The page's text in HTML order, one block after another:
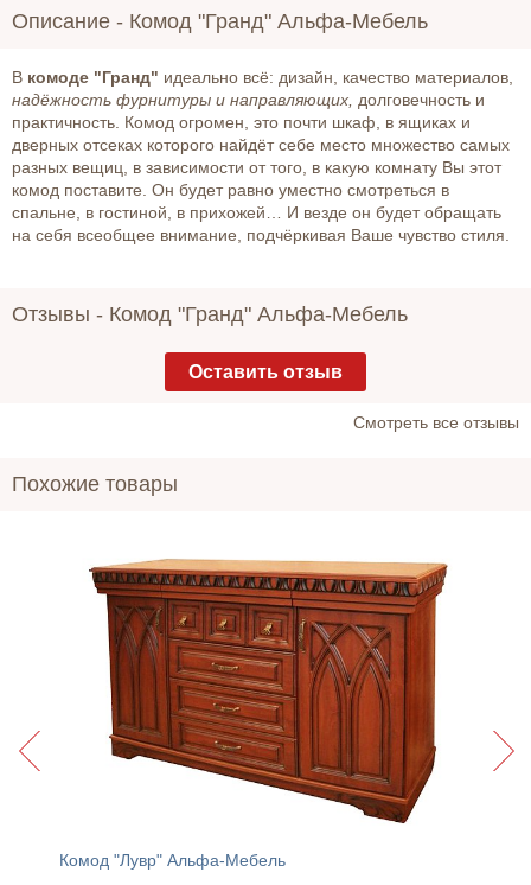
Описание - Комод "Гранд" Альфа-Мебель
В комоде "Гранд" идеально всё: дизайн, качество материалов,
надёжность фурнитуры и направляющих, долговечность и
практичность. Комод огромен, это почти шкаф, в ящиках и
дверных отсеках которого найдёт себе место множество самых
разных вещиц, в зависимости от того, в какую комнату Вы этот
комод поставите. Он будет равно уместно смотреться в
спальне, в гостиной, в прихожей… И везде он будет обращать
на себя всеобщее внимание, подчёркивая Ваше чувство стиля.
Отзывы - Комод "Гранд" Альфа-Мебель
Оставить отзыв
Cмотреть все отзывы
Похожие товары
Комод "Лувр" Альфа-Мебель